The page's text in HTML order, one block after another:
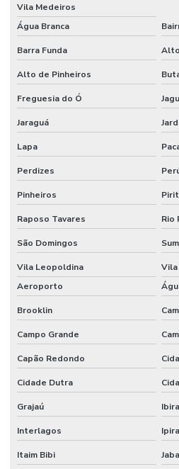
Montadora de stands sp
Montadoras de stands em são paulo
Montagem de cenários
Montagem de cenografia
Montagem cenográfica
Montagem de estandes
Montagem de estandes para feiras
Montagem de estandes para feiras sp
Montagem de feiras e eventos
Montagem de stand para eventos
Montagem de stand para eventos
Montagem de stand de exibição
Montagem de stand de exibição para
Montagem de stand para feiras
Montagem de stand preço
Montagem de stands
Montagem de stands para feiras sp
Vila Medeiros
Água Branca
Barra Funda
Alto de Pinheiros
Freguesia do Ó
Jaraguá
Lapa
Perdizes
Pinheiros
Raposo Tavares Rio
São Domingos
Vila Leopoldina
Vila
Aeroporto
Brooklin
Campo Grande
Capão Redondo
Cidade Dutra
Grajaú
Interlagos
Itaim Bibi